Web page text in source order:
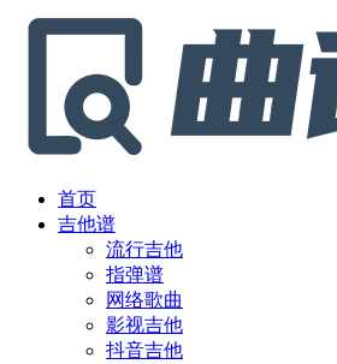
首页
吉他谱
流行吉他
指弹谱
网络歌曲
影视吉他
抖音吉他